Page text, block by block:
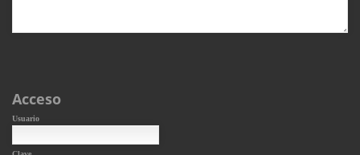
Acceso
Usuario